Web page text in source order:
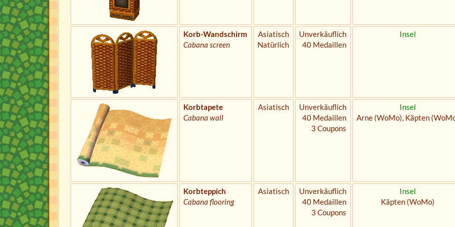
Korb-Wandschirm
Cabana screen
Asiatisch
Natürlich
Unverkäuflich
40 Medaillen
Insel
Korbtapete
Cabana wall
Asiatisch
Unverkäuflich
40 Medaillen
3 Coupons
Insel
Arne (WoMo), Käpten
Korbteppich
Cabana flooring
Asiatisch
Unverkäuflich
40 Medaillen
3 Coupons
Insel
Käpten (WoMo)